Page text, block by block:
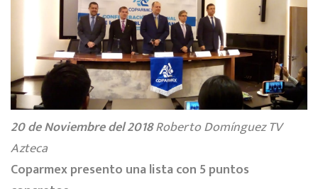
20 de Noviembre del 2018Roberto Domínguez TV
Azteca
Coparmex presento una lista con 5 puntos